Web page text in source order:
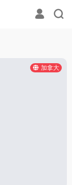
加拿大